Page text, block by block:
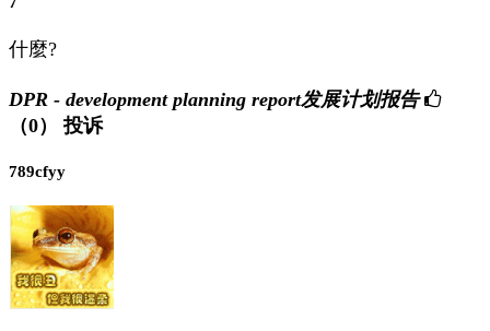
什麼?
DPR - development planning report发展计划报告
（0）
投诉
789cfyy